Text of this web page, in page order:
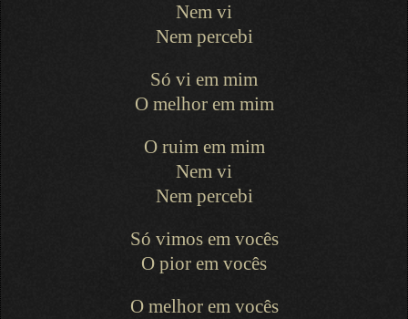
Nem vi
Nem percebi
Só vi em mim
O melhor em mim
O ruim em mim
Nem vi
Nem percebi
Só vimos em vocês
O pior em vocês
O melhor em vocês